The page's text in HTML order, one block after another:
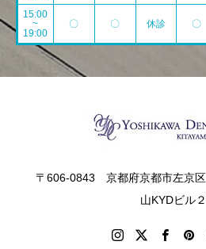
15:00
~
19:00
〇 〇 休診 〇
〒606-0843 京都府京都市左京
山KYDビル